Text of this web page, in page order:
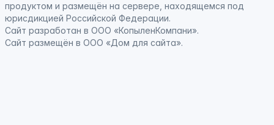
продуктом и размещён на сервере, находящемся под
юрисдикцией Российской Федерации.
Сайт разработан в ООО «КопыленКомпани».
Сайт размещён в ООО «Дом для сайта».